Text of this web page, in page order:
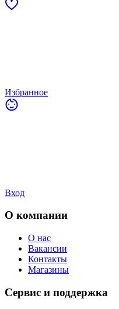
Избранное
Вход
О компании
О нас
Вакансии
Контакты
Магазины
Сервис и поддержка